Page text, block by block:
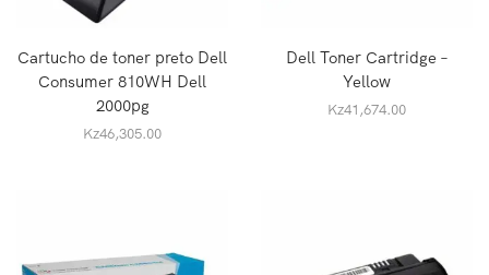
Cartucho de toner preto Dell
Consumer 810WH Dell
2000pg
Kz46,305.00
Dell Toner Cartridge –
Yellow
Kz41,674.00